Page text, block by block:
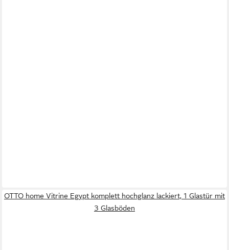
OTTO home Vitrine Egypt komplett hochglanz lackiert, 1 Glastür mit
3 Glasböden